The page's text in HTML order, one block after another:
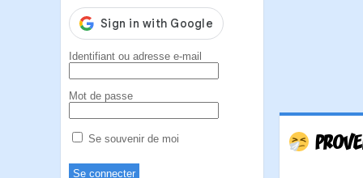
Identifiant ou adresse e-mail
Mot de passe
Se souvenir de moi